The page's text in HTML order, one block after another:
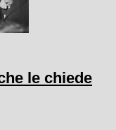
le chiede